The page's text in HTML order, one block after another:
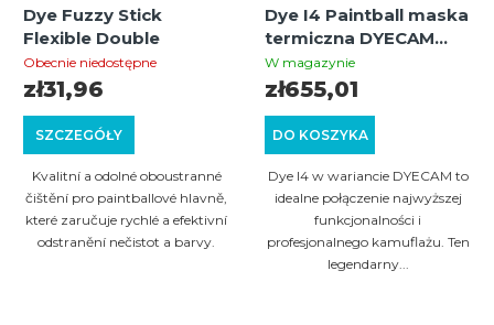
Dye Fuzzy Stick
Flexible Double
Obecnie niedostępne
SZCZEGÓŁY
zł31,96
Kvalitní a odolné oboustranné
čištění pro paintballové hlavně,
které zaručuje rychlé a efektivní
odstranění nečistot a barvy.
Dye I4 Paintball maska
termiczna DYECAM
(kamuflaż)
W magazynie
DO KOSZYKA
zł655,01
Dye I4 w wariancie DYECAM to
idealne połączenie najwyższej
funkcjonalności i
profesjonalnego kamuflażu. Ten
legendarny...